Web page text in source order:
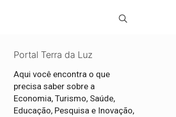
Portal Terra da Luz
Aqui você encontra o que
precisa saber sobre a
Economia, Turismo, Saúde,
Educação, Pesquisa e Inovação,